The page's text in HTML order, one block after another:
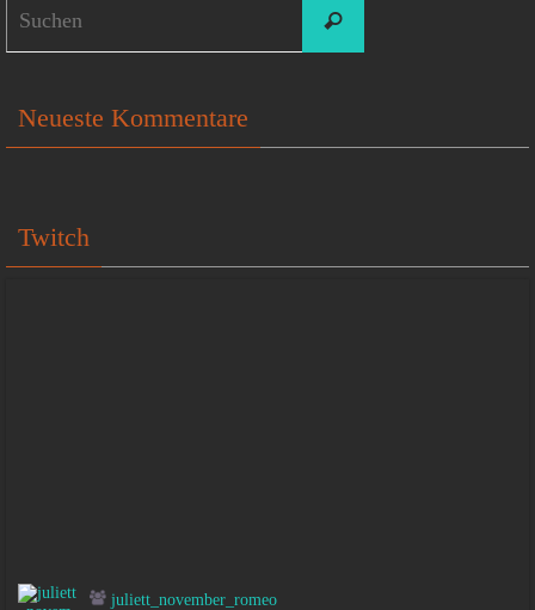
Suchen
Neueste Kommentare
Twitch
juliett_november_romeo